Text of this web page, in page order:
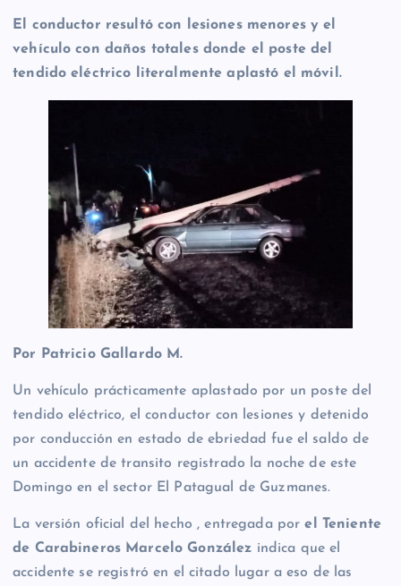
El conductor resultó con lesiones menores y el
vehículo con daños totales donde el poste del
tendido eléctrico literalmente aplastó el móvil.
Por Patricio Gallardo M.
Un vehículo prácticamente aplastado por un poste del
tendido eléctrico, el conductor con lesiones y detenido
por conducción en estado de ebriedad fue el saldo de
un accidente de transito registrado la noche de este
Domingo en el sector El Patagual de Guzmanes.
La versión oficial del hecho , entregada porel Teniente
de Carabineros Marcelo González indica que el
accidente se registró en el citado lugar a eso de las